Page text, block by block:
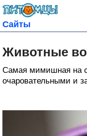
Сайты
Животные
Самая мимишная на
очаровательными и